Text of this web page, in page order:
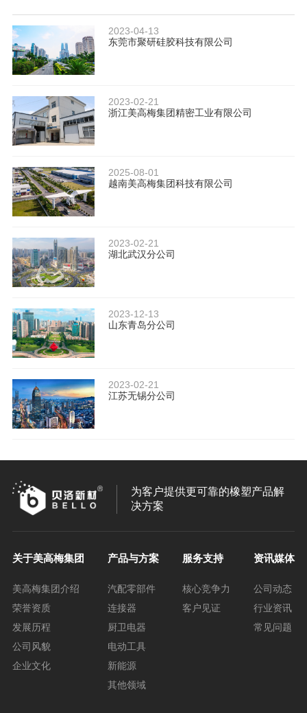
2023-04-13
东莞市聚研硅胶科技有限公司
2023-02-21
浙江美高梅集团精密工业有限公司
2025-08-01
越南美高梅集团科技有限公司
2023-02-21
湖北武汉分公司
2023-12-13
山东青岛分公司
2023-02-21
江苏无锡分公司
为客户提供更可靠的橡塑产品解
决方案
关于美高梅集团
美高梅集团介绍
荣誉资质
发展历程
公司风貌
企业文化
产品与方案
汽配零部件
连接器
厨卫电器
电动工具
新能源
其他领域
服务支持
核心竞争力
客户见证
资讯媒体
公司动态
行业资讯
常见问题